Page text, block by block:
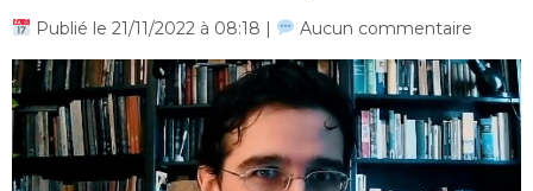
Publié le 21/11/2022 à 08:18 | Aucun commentaire